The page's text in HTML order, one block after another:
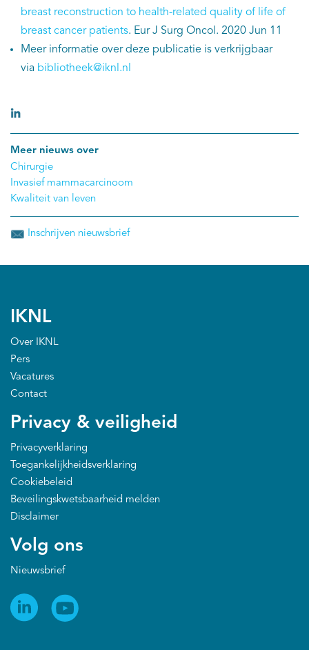
breast reconstruction to health-related quality of life of
breast cancer patients. Eur J Surg Oncol. 2020 Jun 11
Meer informatie over deze publicatie is verkrijgbaar
via bibliotheek@iknl.nl
Meer nieuws over
Chirurgie
Invasief mammacarcinoom
Kwaliteit van leven
Inschrijven nieuwsbrief
IKNL
Over IKNL
Pers
Vacatures
Contact
Privacy & veiligheid
Privacyverklaring
Toegankelijkheidsverklaring
Cookiebeleid
Beveilingskwetsbaarheid melden
Disclaimer
Volg ons
Nieuwsbrief